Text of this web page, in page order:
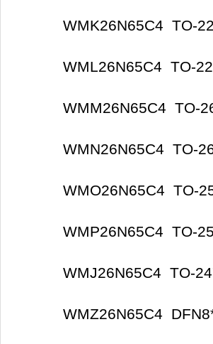
WMK26N65C4 TO-
WML26N65C4 TO-
WMM26N65C4 TO-
WMN26N65C4 TO-
WMO26N65C4 TO-
WMP26N65C4 TO-
WMJ26N65C4 TO-
WMZ26N65C4